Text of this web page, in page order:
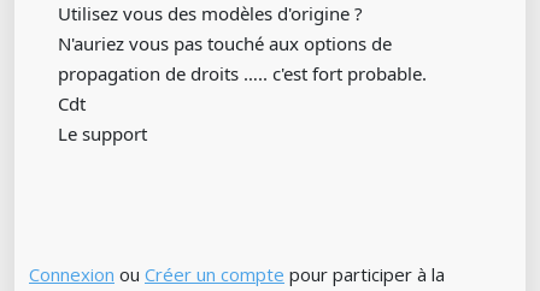
Utilisez vous des modèles d'origine ?
N'auriez vous pas touché aux options de
propagation de droits ….. c'est fort probable.
Cdt
Le support
Connexion ou Créer un compte pour participer à la